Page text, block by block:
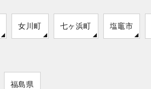
女川町 七ヶ浜町 塩竈市
福島県